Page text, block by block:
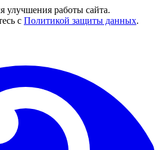
улучшения работы сайта.
с Политикой защиты данных.